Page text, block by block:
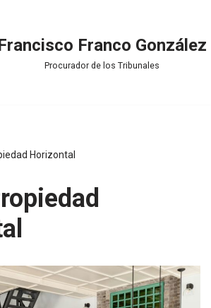
Franco González
Procurador de los Tribunales
Horizontal